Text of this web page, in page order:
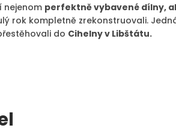
nejenom perfektně vybavené dílny,
rok kompletně zrekonstruovali.
do Cihelny v Libštátu.